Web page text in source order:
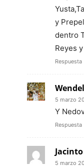
y
dentro
Reyes
Respuesta
5 marzo
Y
Respuesta
Jacinto
5 marzo